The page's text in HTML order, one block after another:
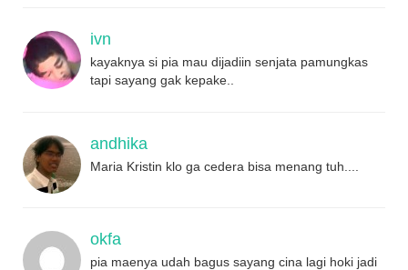
ivn
kayaknya si pia mau dijadiin senjata pamungkas
tapi sayang gak kepake..
andhika
Maria Kristin klo ga cedera bisa menang tuh....
okfa
pia maenya udah bagus sayang cina lagi hoki jadi